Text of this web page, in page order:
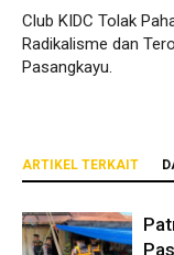
Club KIDC Tolak
Radikalisme dan
Pasangkayu.
ARTIKEL TERKAIT